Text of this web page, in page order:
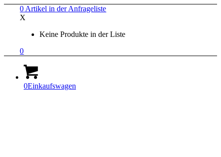
0 Artikel in derAnfrageliste
X
Keine Produkte in der Liste
0
0Einkaufswagen